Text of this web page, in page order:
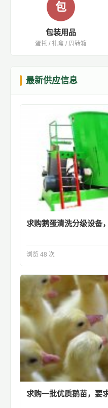
包
包装用品
蛋托 / 礼盒 / 周转箱
最新供应信息
求购鹅蛋清洗分级设备
浏览 48 次
求购一批优质鹅苗，要